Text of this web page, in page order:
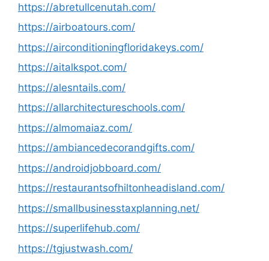
https://abretullcenutah.com/
https://airboatours.com/
https://airconditioningfloridakeys.com/
https://aitalkspot.com/
https://alesntails.com/
https://allarchitectureschools.com/
https://almomaiaz.com/
https://ambiancedecorandgifts.com/
https://androidjobboard.com/
https://restaurantsofhiltonheadisland.com/
https://smallbusinesstaxplanning.net/
https://superlifehub.com/
https://tgjustwash.com/